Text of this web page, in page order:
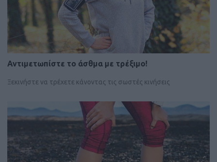
Αντιμετωπίστε το άσθμα με τρέξιμο!
Ξεκινήστε να τρέχετε κάνοντας τις σωστές κινήσεις